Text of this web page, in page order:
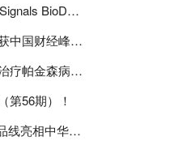
从DNA设计到药物创新：Signals BioDesign如何重塑分子生物学研发生态！
贝克曼库尔特连续三年荣获中国财经峰会三项大奖！
士泽生物通用型细胞新药治疗帕金森病注册临床II期全部入组完成！
第56期）！
DePuy Synthes将携全产品线亮相中华医学会运动医疗分会大会，加码布局中国运动医学创新赛道！